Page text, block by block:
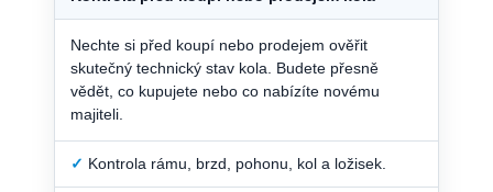
Nechte si před koupí nebo prodejem ověřit
skutečný technický stav kola. Budete přesně
vědět, co kupujete nebo co nabízíte novému
majiteli.
✓ Kontrola rámu, brzd, pohonu, kol a ložisek.